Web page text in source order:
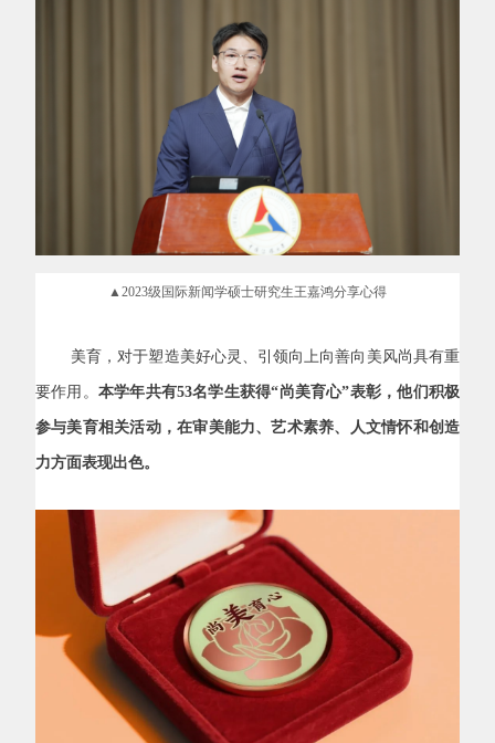
▲2023级国际新闻学硕士研究生王嘉鸿分享心得
美育，对于塑造美好心灵、引领向上向善向美风尚具有重
要作用。 本学年共有53名学生获得“尚美育心”表彰，他们积极
参与美育相关活动，在审美能力、艺术素养、人文情怀和创造
力方面表现出色。